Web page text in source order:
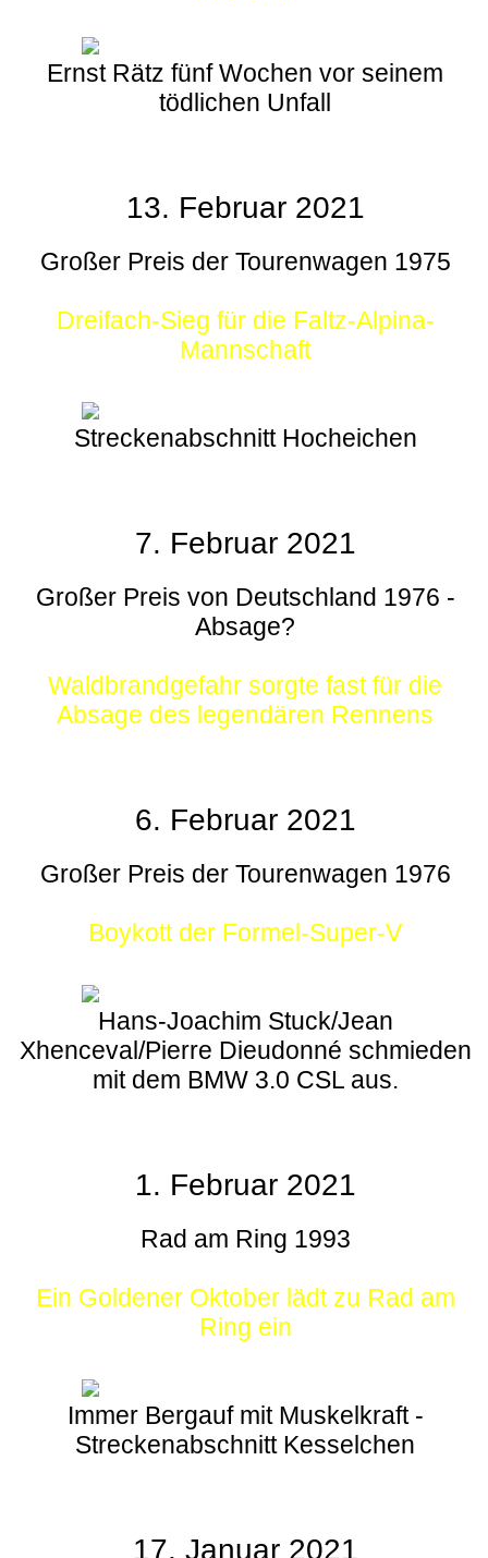
Ernst Rätz fünf Wochen vor seinem
tödlichen Unfall
13. Februar 2021
Großer Preis der Tourenwagen 1975
Dreifach-Sieg für die Faltz-Alpina-
Mannschaft
Streckenabschnitt Hocheichen
7. Februar 2021
Großer Preis von Deutschland 1976 -
Absage?
Waldbrandgefahr sorgte fast für die
Absage des legendären Rennens
6. Februar 2021
Großer Preis der Tourenwagen 1976
Boykott der Formel-Super-V
Hans-Joachim Stuck/Jean
Xhenceval/Pierre Dieudonné schmieden
mit dem BMW 3.0 CSL aus.
1. Februar 2021
Rad am Ring 1993
Ein Goldener Oktober lädt zu Rad am
Ring ein
Immer Bergauf mit Muskelkraft -
Streckenabschnitt Kesselchen
17. Januar 2021